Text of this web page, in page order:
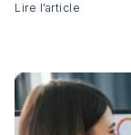
Lire l’article